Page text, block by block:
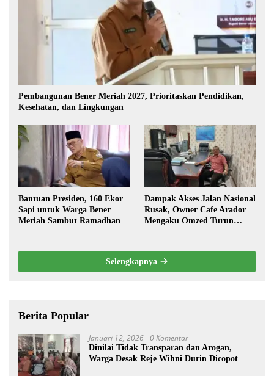
Pembangunan Bener Meriah 2027, Prioritaskan Pendidikan,
Kesehatan, dan Lingkungan
Bantuan Presiden, 160 Ekor
Sapi untuk Warga Bener
Meriah Sambut Ramadhan
Dampak Akses Jalan Nasional
Rusak, Owner Cafe Arador
Mengaku Omzed Turun
Selengkapnya
Berita Popular
Januari 12, 2026 0 Komentar
Dinilai Tidak Transparan dan Arogan,
Warga Desak Reje Wihni Durin Dicopot